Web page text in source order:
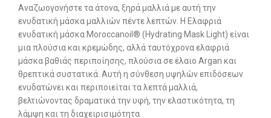
Αναζωογονήστε τα άτονα, ξηρά μαλλιά με αυτή την
ενυδατική μάσκα μαλλιών πέντε λεπτών. Η Ελαφριά
ενυδατική μάσκα Moroccanoil® (Hydrating Mask Light) είναι
μια πλούσια και κρεμώδης, αλλά ταυτόχρονα ελαφριά
μάσκα βαθιάς περιποίησης, πλούσια σε έλαιο Argan και
θρεπτικά συστατικά. Αυτή η σύνθεση υψηλών επιδόσεων
ενυδατώνει και περιποιείται τα λεπτά μαλλιά,
βελτιώνοντας δραματικά την υφή, την ελαστικότητα, τη
λάμψη και τη διαχειρισιμότητα.